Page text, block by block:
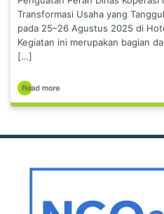
Transformasi Usaha yang
pada 25–26 Agustus 2025 di
Kegiatan ini merupakan bagian
[…]